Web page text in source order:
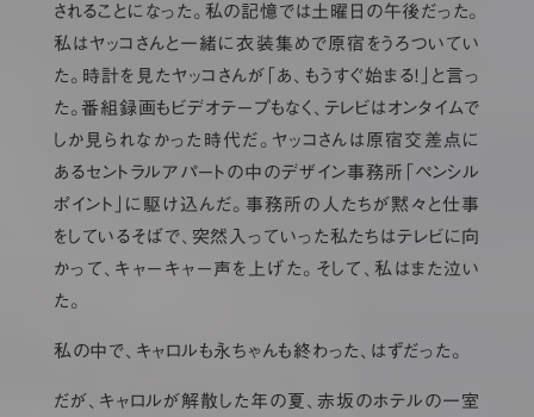
されることになった。私の記憶では土曜日の午後だった。
私はヤッコさんと一緒に衣装集めで原宿をうろついてい
た。時計を見たヤッコさんが「あ、もうすぐ始まる！」と言っ
た。番組録画もビデオテープもなく、テレビはオンタイムで
しか見られなかった時代だ。ヤッコさんは原宿交差点に
あるセントラルアパートの中のデザイン事務所「ペンシル
ポイント」に駆け込んだ。事務所の人たちが黙々と仕事
をしているそばで、突然入っていった私たちはテレビに向
かって、キャーキャー声を上げた。そして、私はまた泣い
た。
私の中で、キャロルも永ちゃんも終わった、はずだった。
だが、キャロルが解散した年の夏、赤坂のホテルの一室